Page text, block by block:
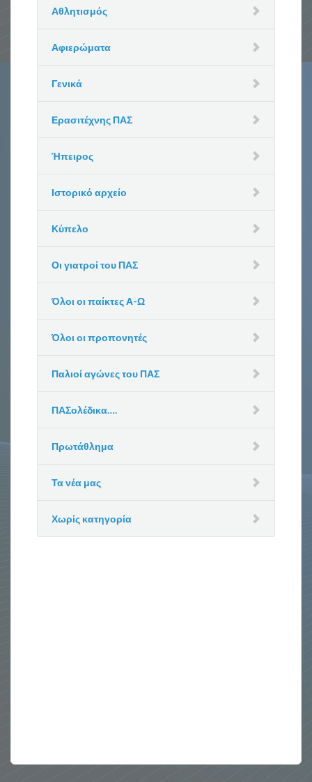
Αθλητισμός
Αφιερώματα
Γενικά
Ερασιτέχνης ΠΑΣ
Ήπειρος
Ιστορικό αρχείο
Κύπελο
Οι γιατροί του ΠΑΣ
Όλοι οι παίκτες Α-Ω
Όλοι οι προπονητές
Παλιοί αγώνες του ΠΑΣ
ΠΑΣολέδικα….
Πρωτάθλημα
Τα νέα μας
Χωρίς κατηγορία